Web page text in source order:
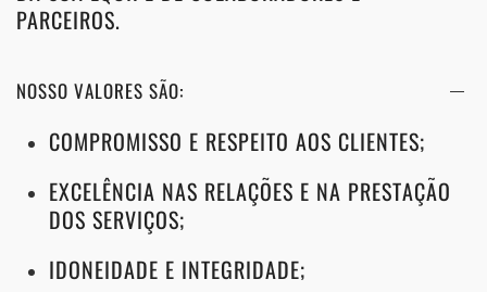
PARCEIROS.
NOSSO VALORES SÃO:
COMPROMISSO E RESPEITO AOS CLIENTES;
EXCELÊNCIA NAS RELAÇÕES E NA PRESTAÇÃO
DOS SERVIÇOS;
IDONEIDADE E INTEGRIDADE;